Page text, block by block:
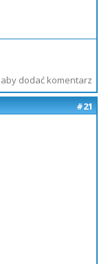
aby dodać komentarz
#21